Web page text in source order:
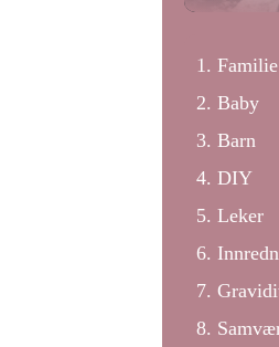
Familie
Baby
Barn
DIY
Leker